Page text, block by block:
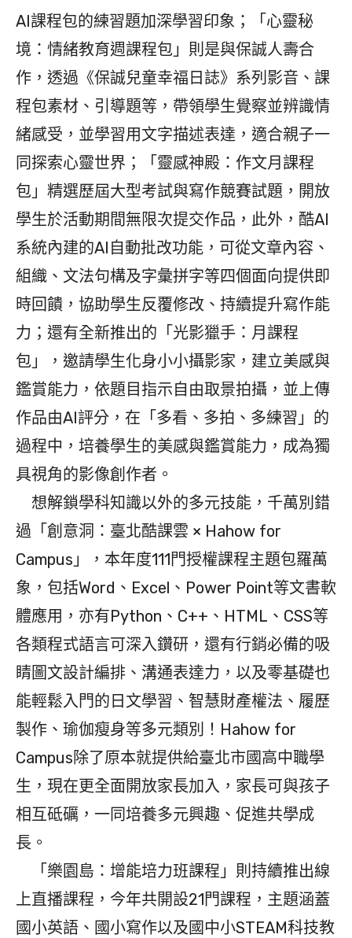
AI課程包的練習題加深學習印象；「心靈秘
境：情緒教育週課程包」則是與保誠人壽合
作，透過《保誠兒童幸福日誌》系列影音、課
程包素材、引導題等，帶領學生覺察並辨識情
緒感受，並學習用文字描述表達，適合親子一
同探索心靈世界；「靈感神殿：作文月課程
包」精選歷屆大型考試與寫作競賽試題，開放
學生於活動期間無限次提交作品，此外，酷AI
系統內建的AI自動批改功能，可從文章內容、
組織、文法句構及字彙拼字等四個面向提供即
時回饋，協助學生反覆修改、持續提升寫作能
力；還有全新推出的「光影獵手：月課程
包」，邀請學生化身小小攝影家，建立美感與
鑑賞能力，依題目指示自由取景拍攝，並上傳
作品由AI評分，在「多看、多拍、多練習」的
過程中，培養學生的美感與鑑賞能力，成為獨
具視角的影像創作者。
想解鎖學科知識以外的多元技能，千萬別錯
過「創意洞：臺北酷課雲 × Hahow for
Campus」，本年度111門授權課程主題包羅萬
象，包括Word、Excel、Power Point等文書軟
體應用，亦有Python、C++、HTML、CSS等
各類程式語言可深入鑽研，還有行銷必備的吸
睛圖文設計編排、溝通表達力，以及零基礎也
能輕鬆入門的日文學習、智慧財產權法、履歷
製作、瑜伽瘦身等多元類別！Hahow for
Campus除了原本就提供給臺北市國高中職學
生，現在更全面開放家長加入，家長可與孩子
相互砥礪，一同培養多元興趣、促進共學成
長。
「樂園島：增能培力班課程」則持續推出線
上直播課程，今年共開設21門課程，主題涵蓋
國小英語、國小寫作以及國中小STEAM科技教